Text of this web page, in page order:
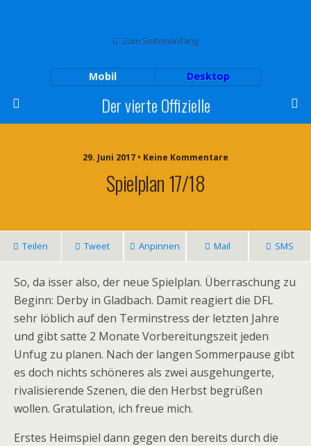
Zum Seitenanfang
Mobil Desktop
Der vierte Offizielle
29. Juni 2017 • Keine Kommentare
Spielplan 17/18
Teilen Tweet Anpinnen Mail SMS
So, da isser also, der neue Spielplan. Überraschung zu
Beginn: Derby in Gladbach. Damit reagiert die DFL
sehr löblich auf den Terminstress der letzten Jahre
und gibt satte 2 Monate Vorbereitungszeit jeden
Unfug zu planen. Nach der langen Sommerpause gibt
es doch nichts schöneres als zwei ausgehungerte,
rivalisierende Szenen, die den Herbst begrüßen
wollen. Gratulation, ich freue mich.
Erstes Heimspiel dann gegen den bereits durch die